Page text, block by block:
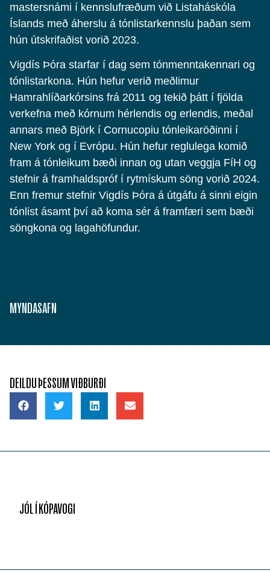
mastersnámi í kennslufræðum við Listaháskóla
Íslands með áherslu á tónlistarkennslu þaðan sem
hún útskrifaðist vorið 2023.
Vigdís Þóra starfar í dag sem tónmenntakennari og
tónlistarkona. Hún hefur verið meðlimur
Hamrahlíðarkórsins frá 2011 og tekið þátt í fjölda
verkefna með kórnum hérlendis og erlendis, meðal
annars með Björk í Cornucopiu tónleikaröðinni í
New York og í Evrópu. Hún hefur reglulega komið
fram á tónleikum bæði innan og utan veggja FíH og
stefnir á framhaldspróf í rytmískum söng vorið 2024.
Enn fremur stefnir Vigdís Þóra á útgáfu á sinni eigin
tónlist ásamt því að koma sér á framfæri sem bæði
söngkona og lagahöfundur.
MYNDASAFN
Berglind Ragnarsdóttir
Vigdís Þóra Másdóttir
DEILDU ÞESSUM VIÐBURÐI
JÓL Í KÓPAVOGI